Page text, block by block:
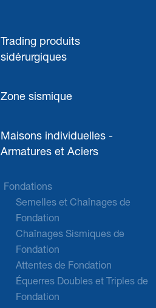
Trading produits
sidérurgiques
Zone sismique
Maisons individuelles -
Armatures et Aciers
Fondations
Semelles et Chaînages de
Fondation
Chaînages Sismiques de
Fondation
Attentes de Fondation
Équerres Doubles et Triples de
Fondation